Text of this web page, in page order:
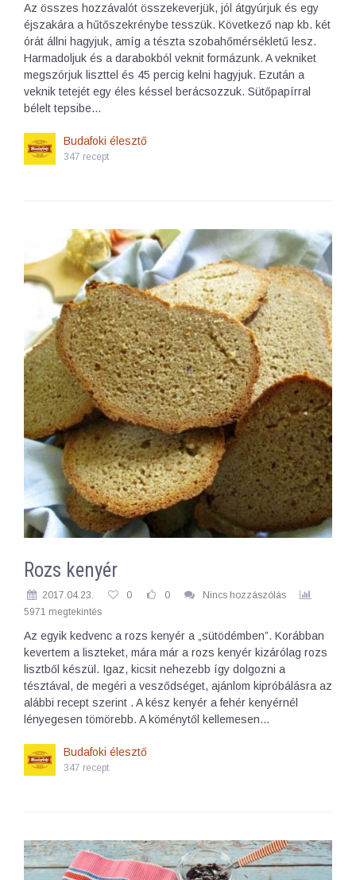
Az összes hozzávalót összekeverjük, jól átgyúrjuk és egy
éjszakára a hűtőszekrénybe tesszük. Következő nap kb. két
órát állni hagyjuk, amíg a tészta szobahőmérsékletű lesz.
Harmadoljuk és a darabokból veknit formázunk. A vekniket
megszórjuk liszttel és 45 percig kelni hagyjuk. Ezután a
veknik tetejét egy éles késsel berácsozzuk. Sütőpapírral
bélelt tepsibe…
Budafoki élesztő
347 recept
Rozs kenyér
2017.04.23. 0 0
Nincs hozzászólás
5971 megtekintés
Az egyik kedvenc a rozs kenyér a „sütödémben”. Korábban
kevertem a liszteket, mára már a rozs kenyér kizárólag rozs
lisztből készül. Igaz, kicsit nehezebb így dolgozni a
tésztával, de megéri a vesződséget, ajánlom kipróbálásra az
alábbi recept szerint . A kész kenyér a fehér kenyérnél
lényegesen tömörebb. A köménytől kellemesen…
Budafoki élesztő
347 recept